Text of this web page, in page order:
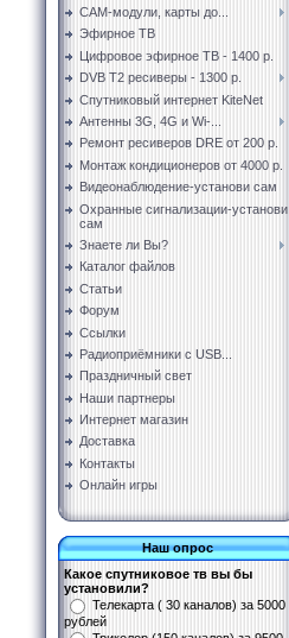
CAM-модули, карты до...
Эфирное ТВ
Цифровое эфирное ТВ - 1400 р.
DVB T2 ресиверы - 1300 р.
Спутниковый интернет KiteNet
Антенны 3G, 4G и Wi-...
Ремонт ресиверов DRE от 200 р.
Монтаж кондиционеров от 4000 р.
Видеонаблюдение-установи сам
Охранные сигнализации-установи
сам
Знаете ли Вы?
Каталог файлов
Статьи
Форум
Ссылки
Радиоприёмники с USB...
Праздничный свет
Наши партнеры
Интернет магазин
Доставка
Контакты
Онлайн игры
Наш опрос
Какое спутниковое тв вы бы
установили?
Телекарта ( 30 каналов) за 5000
рублей